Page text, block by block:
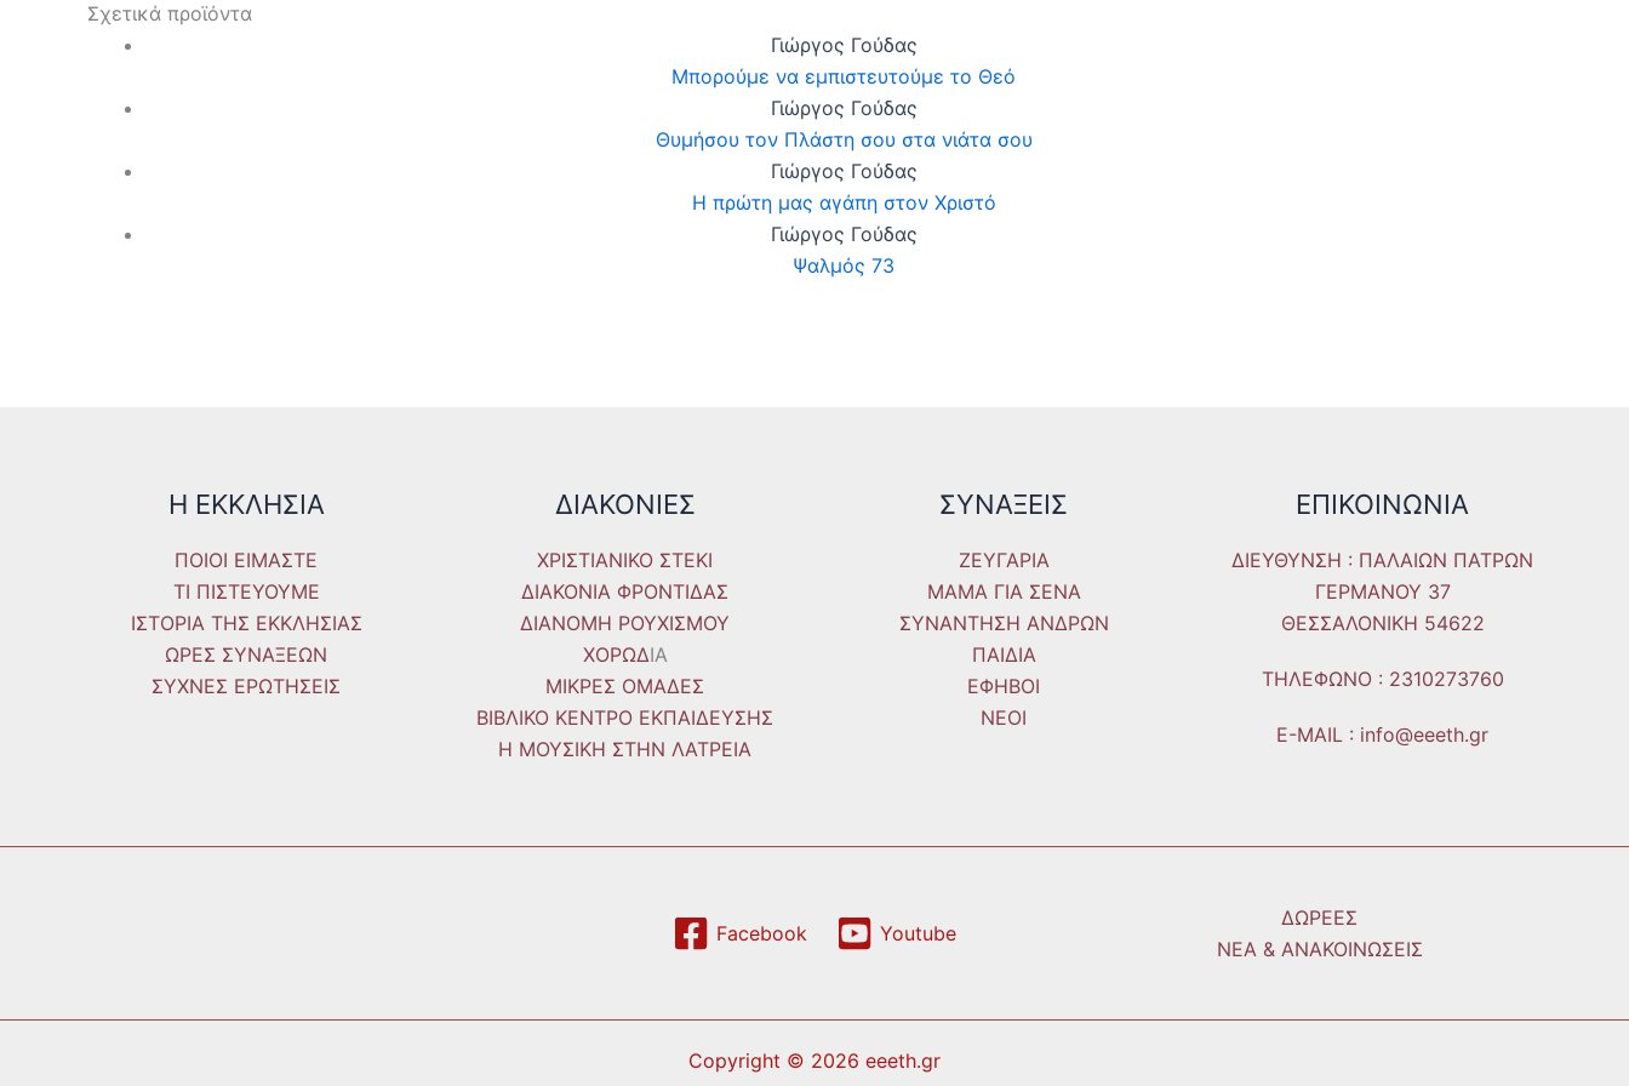
Σχετικά προϊόντα
Γιώργος Γούδας
Μπορούμε να εμπιστευτούμε το Θεό
Γιώργος Γούδας
Θυμήσου τον Πλάστη σου στα νιάτα σου
Γιώργος Γούδας
Η πρώτη μας αγάπη στον Χριστό
Γιώργος Γούδας
Ψαλμός 73
Η ΕΚΚΛΗΣΙΑ
ΠΟΙΟΙ ΕΙΜΑΣΤΕ
ΤΙ ΠΙΣΤΕΥΟΥΜΕ
ΙΣΤΟΡΙΑ ΤΗΣ ΕΚΚΛΗΣΙΑΣ
ΩΡΕΣ ΣΥΝΑΞΕΩΝ
ΣΥΧΝΕΣ ΕΡΩΤΗΣΕΙΣ
ΔΙΑΚΟΝΙΕΣ
ΧΡΙΣΤΙΑΝΙΚΟ ΣΤΕΚΙ
ΔΙΑΚΟΝΙΑ ΦΡΟΝΤΙΔΑΣ
ΔΙΑΝΟΜΗ ΡΟΥΧΙΣΜΟΥ
ΧΟΡΩΔIA
ΜΙΚΡΕΣ ΟΜΑΔΕΣ
ΒΙΒΛΙΚΟ ΚΕΝΤΡΟ ΕΚΠΑΙΔΕΥΣΗΣ
Η ΜΟΥΣΙΚΗ ΣΤΗΝ ΛΑΤΡΕΙΑ
ΣΥΝΑΞΕΙΣ
ΖΕΥΓΑΡΙΑ
ΜΑΜΑ ΓΙΑ ΣΕΝΑ
ΣΥΝΑΝΤΗΣΗ ΑΝΔΡΩΝ
ΠΑΙΔΙΑ
ΕΦΗΒΟΙ
ΝΕΟΙ
ΕΠΙΚΟΙΝΩΝΙΑ
ΔΙΕΥΘΥΝΣΗ : ΠΑΛΑΙΩΝ ΠΑΤΡΩΝ
ΓΕΡΜΑΝΟΥ 37
ΘΕΣΣΑΛΟΝΙΚΗ 54622
ΤΗΛΕΦΩΝO : 2310273760
E-MAIL : info@eeeth.gr
Facebook Youtube
ΔΩΡΕΕΣ
ΝΕΑ & ΑΝΑΚΟΙΝΩΣΕΙΣ
Copyright © 2026 eeeth.gr